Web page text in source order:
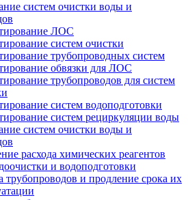
систем очистки воды и
ЛОС
систем очистки
трубопроводных систем
обвязки для ЛОС
трубопроводов для систем
систем водоподготовки
систем рециркуляции воды
систем очистки воды и
расхода химических реагентов
и водоподготовки
трубопроводов и продление срока их